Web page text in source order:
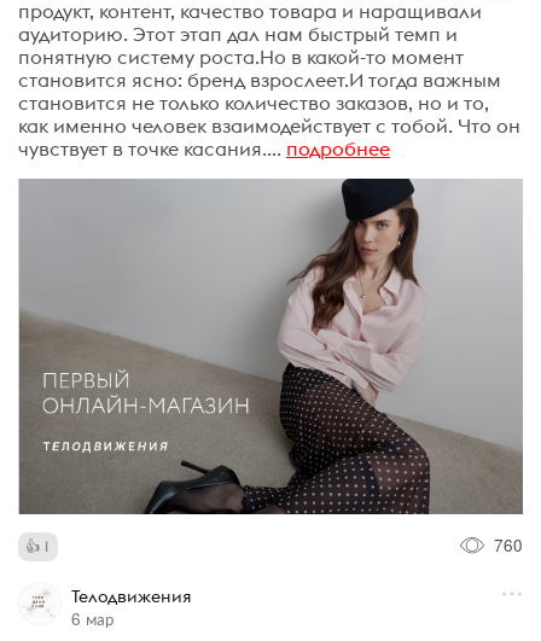
продукт, контент, качество товара и наращивали
аудиторию. Этот этап дал нам быстрый темп и
понятную систему роста.Но в какой-то момент
становится ясно: бренд взрослеет.И тогда важным
становится не только количество заказов, но и то,
как именно человек взаимодействует с тобой. Что он
чувствует в точке касания.... подробнее
1 760
Телодвижения
6 мар